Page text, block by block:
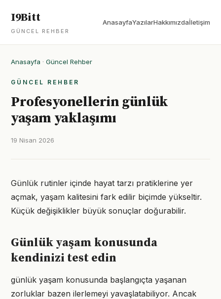
I9Bitt
GÜNCEL REHBER
AnasayfaYazılarHakkımızdaİletişim
Anasayfa · Güncel Rehber
GÜNCEL REHBER
Profesyonellerin günlük
yaşam yaklaşımı
19 Nisan 2026
Günlük rutinler içinde hayat tarzı pratiklerine yer
açmak, yaşam kalitesini fark edilir biçimde yükseltir.
Küçük değişiklikler büyük sonuçlar doğurabilir.
Günlük yaşam konusunda
kendinizi test edin
günlük yaşam konusunda başlangıçta yaşanan
zorluklar bazen ilerlemeyi yavaşlatabiliyor. Ancak